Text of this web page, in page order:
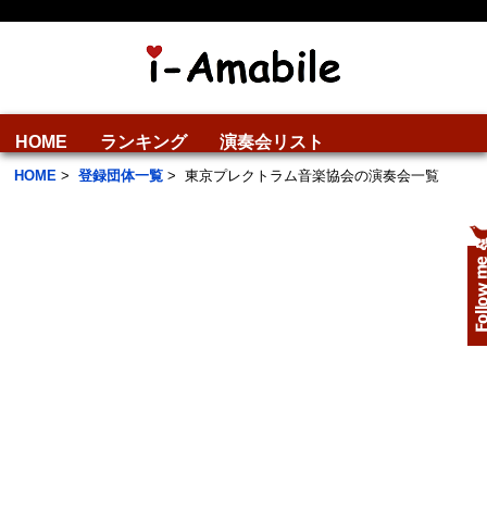
HOME ランキング 演奏会リスト
HOME > 登録団体一覧 > 東京プレクトラム音楽協会の演奏会一覧